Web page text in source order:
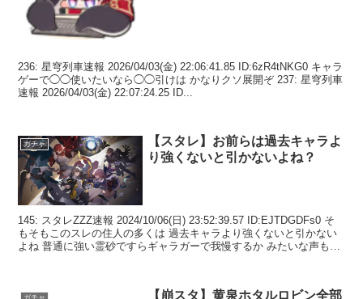
236: 星穹列車速報 2026/04/03(金) 22:06:41.85 ID:6zR4tNKG0 キャラ
ゲーで◯◯使いたいなら◯◯引けは かなりクソ展開ぞ 237: 星穹列車
速報 2026/04/03(金) 22:07:24.25 ID...
ガチャ
【スタレ】お前らは過去キャラよ
り強くないと引かないよね？
145: スタレZZZ速報 2024/10/06(日) 23:52:39.57 ID:EJTDGDFs0 そ
もそもこのスレの住人の多くは 過去キャラより強くないと引かない
よね 普通に強い霊砂ですらギャラガーで我慢するか みたいな声も多
【崩スタ】黄泉ホタルロビン全部